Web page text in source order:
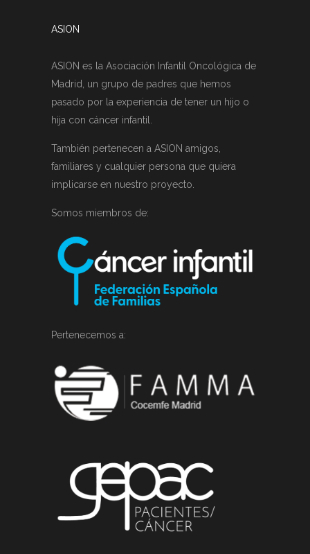
ASION
ASION es la Asociación Infantil Oncológica de
Madrid, un grupo de padres que hemos
pasado por la experiencia de tener un hijo o
hija con cáncer infantil.
También pertenecen a ASION amigos,
familiares y cualquier persona que quiera
implicarse en nuestro proyecto.
Somos miembros de:
Pertenecemos a: